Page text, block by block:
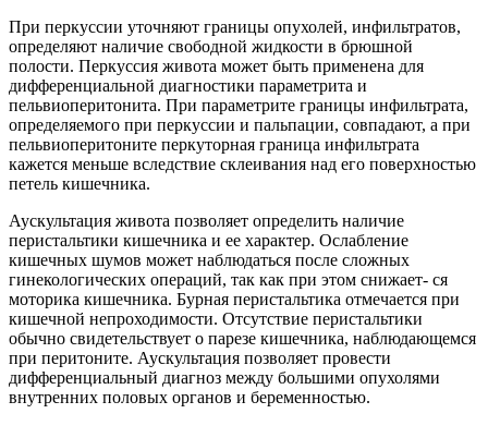
При перкуссии уточняют границы опухолей, инфильтратов,
определяют наличие свободной жидкости в брюшной
полости. Перкуссия живота может быть применена для
дифференциальной диагностики параметрита и
пельвиоперитонита. При параметрите границы инфильтрата,
определяемого при перкуссии и пальпации, совпадают, а при
пельвиоперитоните перкуторная граница инфильтрата
кажется меньше вследствие склеивания над его поверхностью
петель кишечника.
Аускультация живота позволяет определить наличие
перистальтики кишечника и ее характер. Ослабление
кишечных шумов может наблюдаться после сложных
гинекологических операций, так как при этом снижает- ся
моторика кишечника. Бурная перистальтика отмечается при
кишечной непроходимости. Отсутствие перистальтики
обычно свидетельствует о парезе кишечника, наблюдающемся
при перитоните. Аускультация позволяет провести
дифференциальный диагноз между большими опухолями
внутренних половых органов и беременностью.